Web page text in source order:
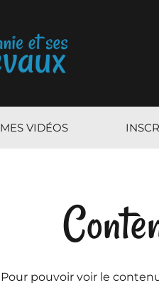
MES VIDÉOS
Pour pouvoir voir le